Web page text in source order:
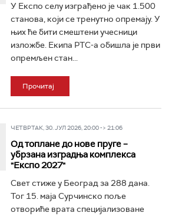
У Експо селу изграђено је чак 1.500
станова, који се тренутно опремају. У
њих ће бити смештени учесници
изложбе. Екипа РТС-а обишла је први
опремљен стан...
Прочитај
ЧЕТВРТАК, 30. ЈУЛ 2026, 20:00 -> 21:06
Од топлане до нове пруге –
убрзана изградња комплекса
"Експо 2027"
Свет стиже у Београд за 288 дана.
Тог 15. маја Сурчинско поље
отвориће врата специјализоване